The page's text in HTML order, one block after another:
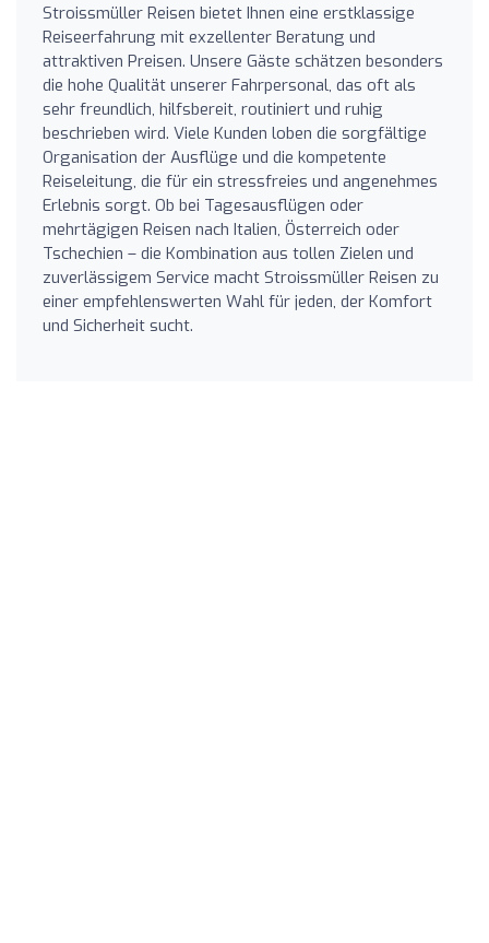
Stroissmüller Reisen bietet Ihnen eine erstklassige
Reiseerfahrung mit exzellenter Beratung und
attraktiven Preisen. Unsere Gäste schätzen besonders
die hohe Qualität unserer Fahrpersonal, das oft als
sehr freundlich, hilfsbereit, routiniert und ruhig
beschrieben wird. Viele Kunden loben die sorgfältige
Organisation der Ausflüge und die kompetente
Reiseleitung, die für ein stressfreies und angenehmes
Erlebnis sorgt. Ob bei Tagesausflügen oder
mehrtägigen Reisen nach Italien, Österreich oder
Tschechien – die Kombination aus tollen Zielen und
zuverlässigem Service macht Stroissmüller Reisen zu
einer empfehlenswerten Wahl für jeden, der Komfort
und Sicherheit sucht.